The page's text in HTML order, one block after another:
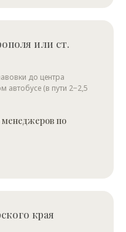
или ст.
до центра
автобусе (в пути 2−2,5
по
края